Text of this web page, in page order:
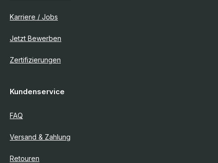
Karriere / Jobs
Jetzt Bewerben
Zertifizierungen
Kundenservice
FAQ
Versand & Zahlung
Retouren